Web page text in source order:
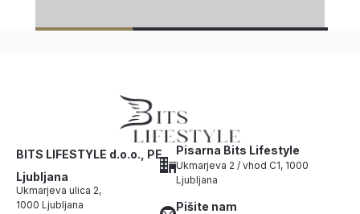
BITS LIFESTYLE d.o.o., PE
Ljubljana
Ukmarjeva ulica 2,
1000 Ljubljana
Pisarna Bits Lifestyle
Ukmarjeva 2 / vhod C1, 1000
Ljubljana
Pišite nam